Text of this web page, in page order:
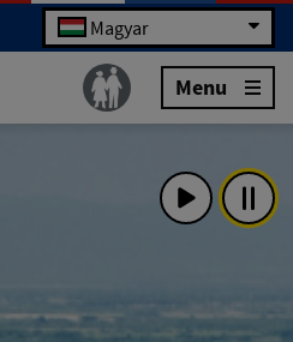
Magyar
Menu